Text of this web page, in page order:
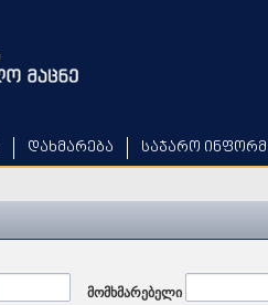
დახმარება საჯარო
მომხმარებელი